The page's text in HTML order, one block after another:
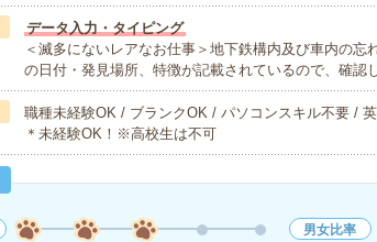
データ入力・タイピング
＜滅多にないレアなお仕事＞地下鉄構内及び車内の忘
の日付・発見場所、特徴が記載されているので、確認
職種未経験OK / ブランクOK / パソコンスキル不要 /
＊未経験OK！※高校生は不可
男女比率